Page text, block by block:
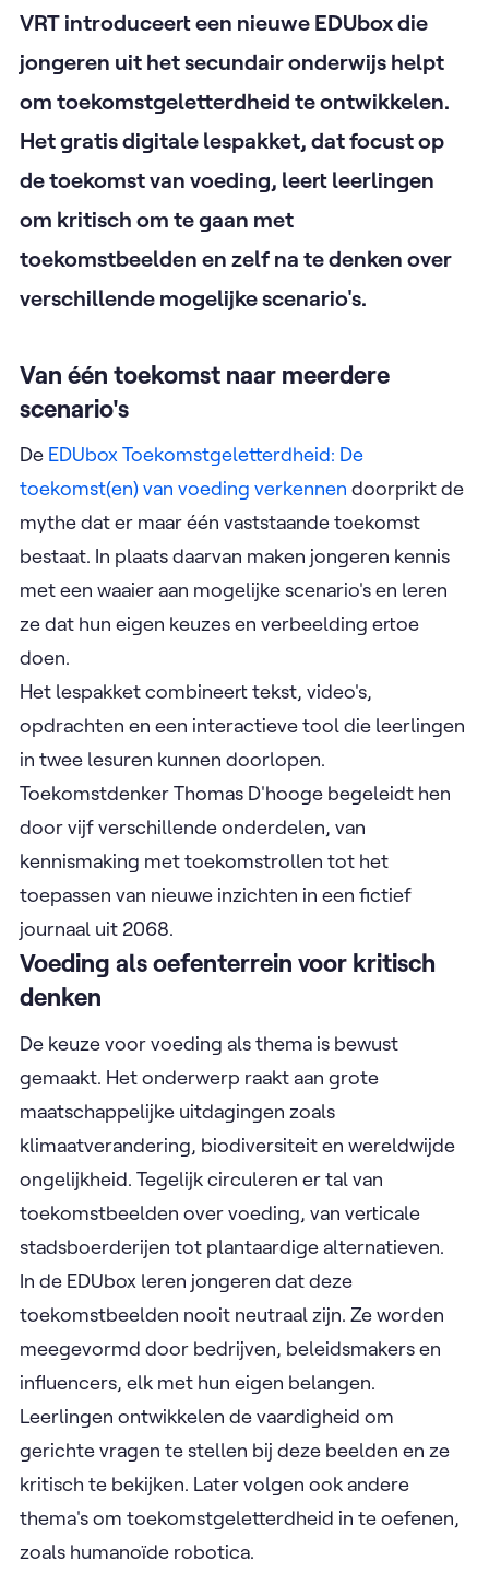
VRT introduceert een nieuwe EDUbox die
jongeren uit het secundair onderwijs helpt
om toekomstgeletterdheid te ontwikkelen.
Het gratis digitale lespakket, dat focust op
de toekomst van voeding, leert leerlingen
om kritisch om te gaan met
toekomstbeelden en zelf na te denken over
verschillende mogelijke scenario's.
Van één toekomst naar meerdere
scenario's
De EDUbox Toekomstgeletterdheid: De
toekomst(en) van voeding verkennen doorprikt de
mythe dat er maar één vaststaande toekomst
bestaat. In plaats daarvan maken jongeren kennis
met een waaier aan mogelijke scenario's en leren
ze dat hun eigen keuzes en verbeelding ertoe
doen.
Het lespakket combineert tekst, video's,
opdrachten en een interactieve tool die leerlingen
in twee lesuren kunnen doorlopen.
Toekomstdenker Thomas D'hooge begeleidt hen
door vijf verschillende onderdelen, van
kennismaking met toekomstrollen tot het
toepassen van nieuwe inzichten in een fictief
journaal uit 2068.
Voeding als oefenterrein voor kritisch
denken
De keuze voor voeding als thema is bewust
gemaakt. Het onderwerp raakt aan grote
maatschappelijke uitdagingen zoals
klimaatverandering, biodiversiteit en wereldwijde
ongelijkheid. Tegelijk circuleren er tal van
toekomstbeelden over voeding, van verticale
stadsboerderijen tot plantaardige alternatieven.
In de EDUbox leren jongeren dat deze
toekomstbeelden nooit neutraal zijn. Ze worden
meegevormd door bedrijven, beleidsmakers en
influencers, elk met hun eigen belangen.
Leerlingen ontwikkelen de vaardigheid om
gerichte vragen te stellen bij deze beelden en ze
kritisch te bekijken. Later volgen ook andere
thema's om toekomstgeletterdheid in te oefenen,
zoals humanoïde robotica.